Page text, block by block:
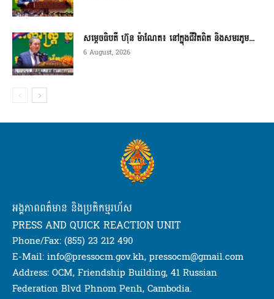
សម្តេចធិបតី ហ៊ុន ម៉ាណែត៖ នៅក្នុងជីវិតពិត និងសមរភូម...
6 August, 2026
អង្គភាពពត៌មាន និងប្រតិកម្មរហ័ស
PRESS AND QUICK REACTION UNIT
Phone/Fax: (855) 23 212 490
E-Mail: info@pressocm.gov.kh, pressocm@gmail.com
Address: OCM, Friendship Building, 41 Russian
Federation Blvd Phnom Penh, Cambodia.